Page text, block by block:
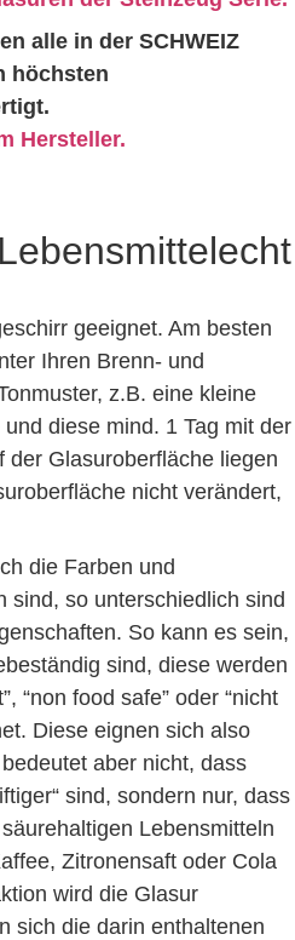
alle in der SCHWEIZ
höchsten
Hersteller.
geeignet. Am besten
Ihren Brenn- und
z.B. eine kleine
diese mind. 1 Tag mit der
der Glasuroberfläche liegen
nicht verändert,
die Farben und
sind, so unterschiedlich sind
So kann es sein,
sind, diese werden
“non food safe” oder “nicht
Diese eignen sich also
aber nicht, dass
sind, sondern nur, dass
Lebensmitteln
Zitronensaft oder Cola
wird die Glasur
sich die darin enthaltenen